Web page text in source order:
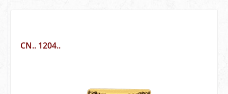
CN.. 1204..